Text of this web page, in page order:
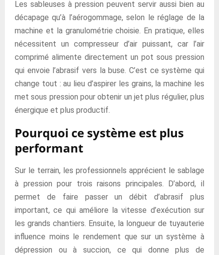
Les sableuses à pression peuvent servir aussi bien au
décapage qu’à l’aérogommage, selon le réglage de la
machine et la granulométrie choisie. En pratique, elles
nécessitent un compresseur d’air puissant, car l’air
comprimé alimente directement un pot sous pression
qui envoie l’abrasif vers la buse. C’est ce système qui
change tout : au lieu d’aspirer les grains, la machine les
met sous pression pour obtenir un jet plus régulier, plus
énergique et plus productif.
Pourquoi ce système est plus
performant
Sur le terrain, les professionnels apprécient le sablage
à pression pour trois raisons principales. D’abord, il
permet de faire passer un débit d’abrasif plus
important, ce qui améliore la vitesse d’exécution sur
les grands chantiers. Ensuite, la longueur de tuyauterie
influence moins le rendement que sur un système à
dépression ou à succion, ce qui donne plus de